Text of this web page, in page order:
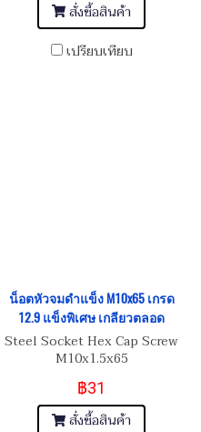
สั่งซื้อสินค้า
เปรียบเทียบ
น็อตหัวจมดำแข็ง M10x65 เกรด
12.9 แข็งพิเศษ เกลียวตลอด
Steel Socket Hex Cap Screw
M10x1.5x65
฿31
สั่งซื้อสินค้า